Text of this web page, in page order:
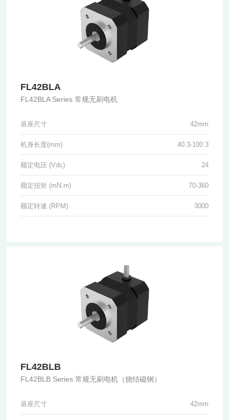
FL42BLA
FL42BLA Series 常规无刷电机
基座尺寸 42mm
机身长度(mm) 40.3-100.3
额定电压 (Vdc) 24
额定扭矩 (mN.m) 70-360
额定转速 (RPM) 3000
FL42BLB
FL42BLB Series 常规无刷电机（烧结磁钢）
基座尺寸 42mm